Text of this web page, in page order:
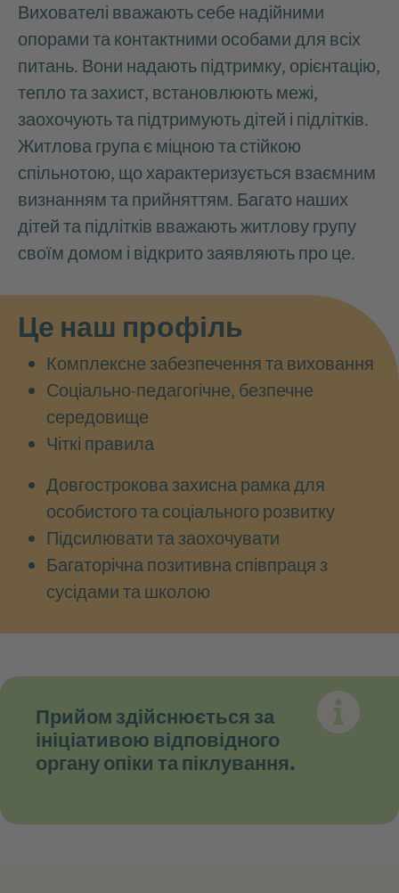
Вихователі вважають себе надійними
опорами та контактними особами для всіх
питань. Вони надають підтримку, орієнтацію,
тепло та захист, встановлюють межі,
заохочують та підтримують дітей і підлітків.
Житлова група є міцною та стійкою
спільнотою, що характеризується взаємним
визнанням та прийняттям. Багато наших
дітей та підлітків вважають житлову групу
своїм домом і відкрито заявляють про це.
Це наш профіль
Комплексне забезпечення та виховання
Соціально-педагогічне, безпечне
середовище
Чіткі правила
Довгострокова захисна рамка для
особистого та соціального розвитку
Підсилювати та заохочувати
Багаторічна позитивна співпраця з
сусідами та школою
Прийом здійснюється за
ініціативою відповідного
органу опіки та піклування.